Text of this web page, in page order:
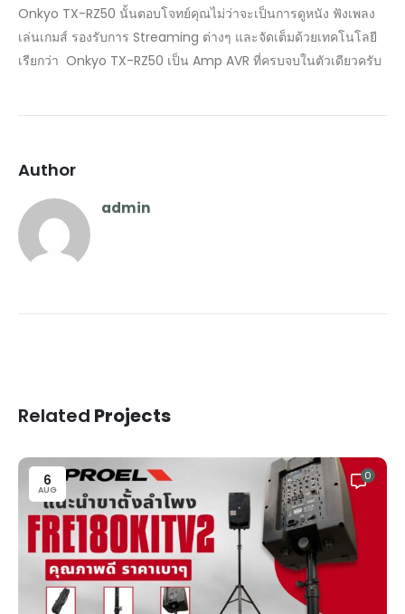
Onkyo TX-RZ50 นั้นตอบโจทย์คุณไม่ว่าจะเป็นการดูหนัง ฟังเพลง
เล่นเกมส์ รองรับการ Streaming ต่างๆ และจัดเต็มด้วยเทคโนโลยี
เรียกว่า Onkyo TX-RZ50 เป็น Amp AVR ที่ครบจบในตัวเดียวครับ
Author
admin
Related Projects
6
AUG
0